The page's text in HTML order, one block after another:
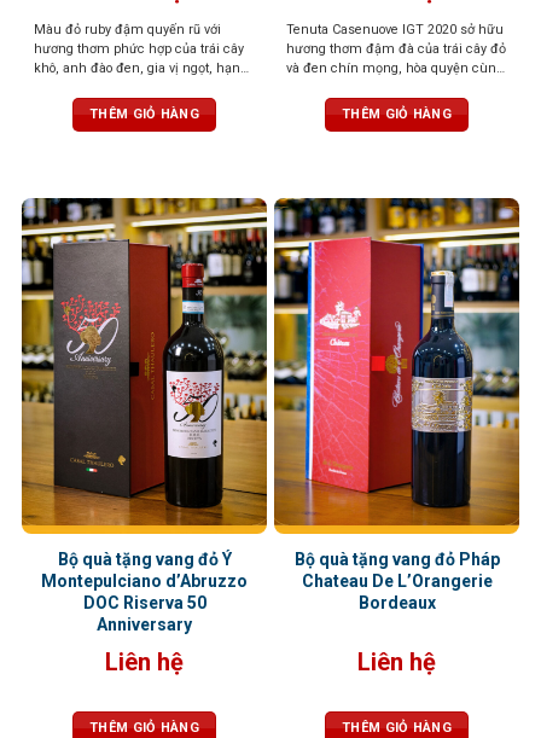
Màu đỏ ruby đậm quyến rũ với
hương thơm phức hợp của trái cây
khô, anh đào đen, gia vị ngọt, hạnh
sâu cuốn hút. Vị rượu đậm đà, dày
dặn với trái cây đen, vị đất, thịt đậm
THÊM GIỎ HÀNG
Tenuta Casenuove IGT 2020 sở hữu
hương thơm đậm đà của trái cây đỏ
và đen chín mọng, hòa quyện cùng
vị cao quý. Vị rượu đậm, tannin
mượt mà và cân bằng, để lại hậu vị
THÊM GIỎ HÀNG
Bộ quà tặng vang đỏ Ý
Montepulciano d’Abruzzo
DOC Riserva 50
Anniversary
Liên hệ
THÊM GIỎ HÀNG
Bộ quà tặng vang đỏ Pháp
Chateau De L’Orangerie
Bordeaux
Liên hệ
THÊM GIỎ HÀNG